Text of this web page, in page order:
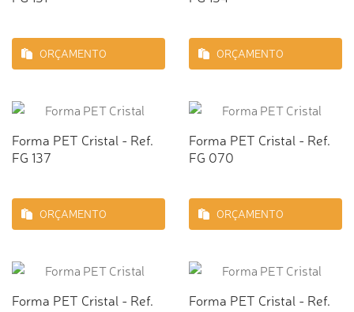
ORÇAMENTO ORÇAMENTO
Forma PET Cristal - Ref.
FG 137
ORÇAMENTO
Forma PET Cristal - Ref.
FG 070
ORÇAMENTO
Forma PET Cristal - Ref.
Forma PET Cristal - Ref.